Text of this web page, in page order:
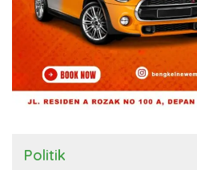
Politik